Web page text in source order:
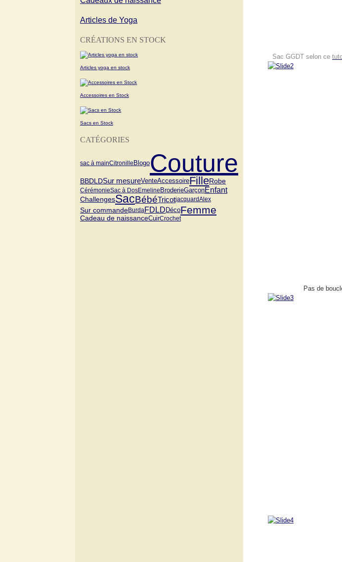
Articles de Yoga
CRÉATIONS EN STOCK
Articles yoga en stock
Accessoires en Stock
Sacs en Stock
CATÉGORIES
sac à mainCitronille BlogoCouture
BBDLDSur mesureVenteAccessoireFilleRobe
CérémonieSac à DosEmeline BroderieGarçonEnfant
ChallengesSacBébéTricotjacquardAlex
Sur commandeBurda FDLD DécoFemme
Cadeau de naissanceCuirCrochet
Sac GGDT selon ce
Pas de